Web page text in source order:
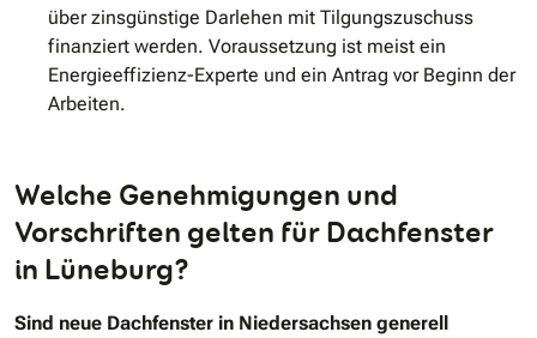
über zinsgünstige Darlehen mit Tilgungszuschuss
finanziert werden. Voraussetzung ist meist ein
Energieeffizienz-Experte und ein Antrag vor Beginn der
Arbeiten.
Welche Genehmigungen und
Vorschriften gelten für Dachfenster
in Lüneburg?
Sind neue Dachfenster in Niedersachsen generell